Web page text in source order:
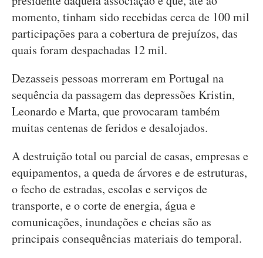
momento, tinham sido recebidas cerca de 100 mil
participações para a cobertura de prejuízos, das
quais foram despachadas 12 mil.
Dezasseis pessoas morreram em Portugal na
sequência da passagem das depressões Kristin,
Leonardo e Marta, que provocaram também
muitas centenas de feridos e desalojados.
A destruição total ou parcial de casas, empresas e
equipamentos, a queda de árvores e de estruturas,
o fecho de estradas, escolas e serviços de
transporte, e o corte de energia, água e
comunicações, inundações e cheias são as
principais consequências materiais do temporal.